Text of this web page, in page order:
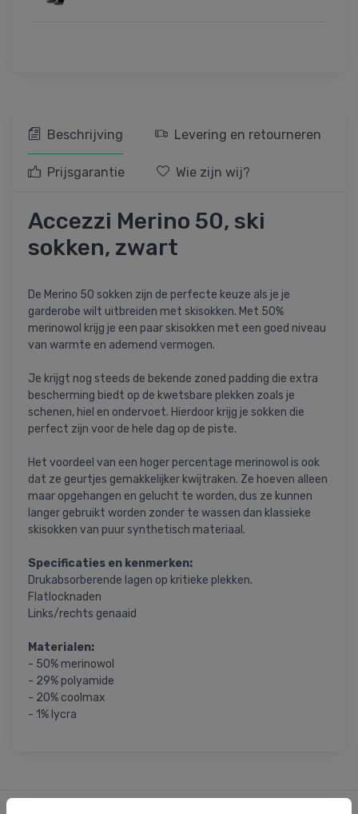
Beschrijving Levering en retourneren
Prijsgarantie Wie zijn wij?
Accezzi Merino 50, ski
sokken, zwart
De Merino 50 sokken zijn de perfecte keuze als je je
garderobe wilt uitbreiden met skisokken. Met 50%
merinowol krijg je een paar skisokken met een goed niveau
van warmte en ademend vermogen.
Je krijgt nog steeds de bekende zoned padding die extra
bescherming biedt op de kwetsbare plekken zoals je
schenen, hiel en ondervoet. Hierdoor krijg je sokken die
perfect zijn voor de hele dag op de piste.
Het voordeel van een hoger percentage merinowol is ook
dat ze geurtjes gemakkelijker kwijtraken. Ze hoeven alleen
maar opgehangen en gelucht te worden, dus ze kunnen
langer gebruikt worden zonder te wassen dan klassieke
skisokken van puur synthetisch materiaal.
Specificaties en kenmerken:
Drukabsorberende lagen op kritieke plekken.
Flatlocknaden
Links/rechts genaaid
Materialen:
- 50% merinowol
- 29% polyamide
- 20% coolmax
- 1% lycra